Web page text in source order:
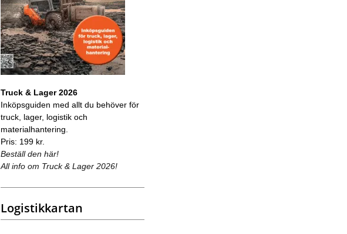
Truck & Lager 2026
Inköpsguiden med allt du behöver för
truck, lager, logistik och
materialhantering.
Pris: 199 kr.
Beställ den här!
All info om Truck & Lager 2026!
Logistikkartan